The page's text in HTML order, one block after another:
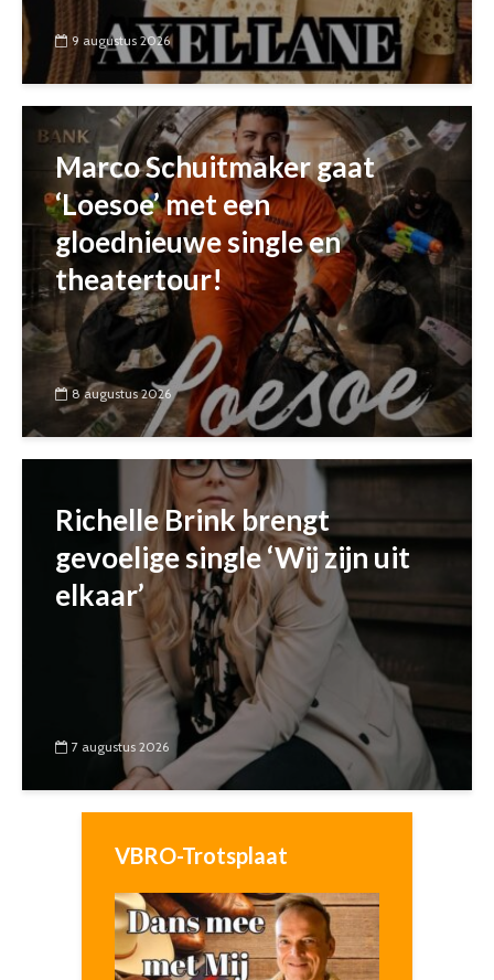
9 augustus 2026
Marco Schuitmaker gaat
‘Loesoe’ met een
gloednieuwe single en
theatertour!
8 augustus 2026
Richelle Brink brengt
gevoelige single ‘Wij zijn uit
elkaar’
7 augustus 2026
VBRO-Trotsplaat